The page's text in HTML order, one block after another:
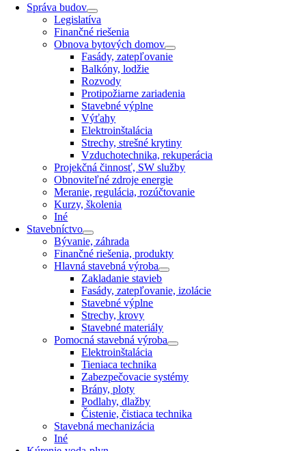
Správa budov
Legislatíva
Finančné riešenia
Obnova bytových domov
Fasády, zatepľovanie
Balkóny, lodžie
Rozvody
Protipožiarne zariadenia
Stavebné výplne
Výťahy
Elektroinštalácia
Strechy, strešné krytiny
Vzduchotechnika, rekuperácia
Projekčná činnosť, SW služby
Obnoviteľné zdroje energie
Meranie, regulácia, rozúčtovanie
Kurzy, školenia
Iné
Stavebníctvo
Bývanie, záhrada
Finančné riešenia, produkty
Hlavná stavebná výroba
Zakladanie stavieb
Fasády, zatepľovanie, izolácie
Stavebné výplne
Strechy, krovy
Stavebné materiály
Pomocná stavebná výroba
Elektroinštalácia
Tieniaca technika
Zabezpečovacie systémy
Brány, ploty
Podlahy, dlažby
Čistenie, čistiaca technika
Stavebná mechanizácia
Iné